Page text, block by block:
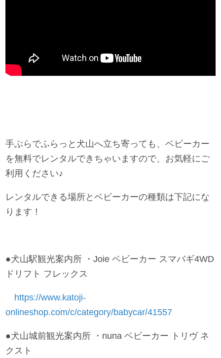
手ぶらでふらっと犬山へ立ち寄っても、ベビーカー
を無料でレンタルできちゃいますので、お気軽にご
利用ください♪
レンタルできる場所とベビーカーの種類は下記にな
ります！
●犬山駅観光案内所 ・Joie ベビーカー スマバギ4WD
ドリフト フレックス
https://www.katoji-
onlineshop.com/c/category/babycar/41557
●犬山城前観光案内所 ・nuna ベビーカー トリヴ ネ
クスト